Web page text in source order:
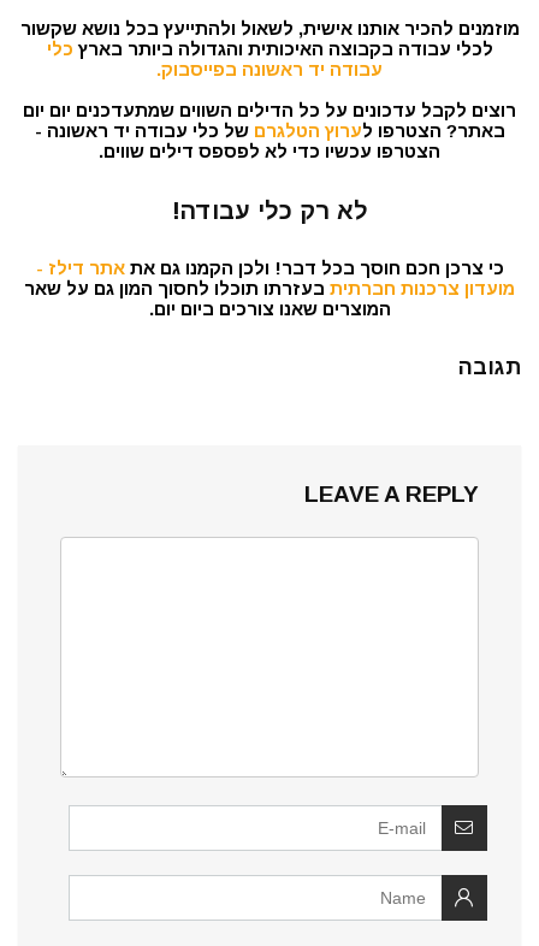
מוזמנים להכיר אותנו אישית, לשאול ולהתייעץ בכל נושא שקשור
לכלי עבודה בקבוצה האיכותית והגדולה ביותר בארץ כלי
עבודה יד ראשונה בפייסבוק.
רוצים לקבל עדכונים על כל הדילים השווים שמתעדכנים יום יום
באתר? הצטרפו לערוץ הטלגרם של כלי עבודה יד ראשונה -
הצטרפו עכשיו כדי לא לפספס דילים שווים.
לא רק כלי עבודה!
כי צרכן חכם חוסך בכל דבר! ולכן הקמנו גם אתאתר דילז -
מועדון צרכנות חברתית בעזרתו תוכלו לחסוך המון גם על שאר
המוצרים שאנו צורכים ביום יום.
תגובה
LEAVE A REPLY